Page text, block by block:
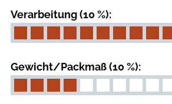
Verarbeitung (10 %):
Gewicht/Packmaß (10 %):